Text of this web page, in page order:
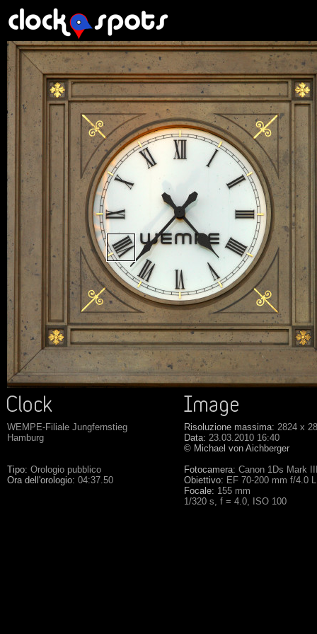
WEMPE-Filiale Jungfernstieg
Hamburg
Tipo: Orologio pubblico
Ora dell'orologio: 04:37.50
Risoluzione massima: 2824 x
Data: 23.03.2010 16:40
© Michael von Aichberger
Fotocamera: Canon 1Ds Mark
Obiettivo: EF 70-200 mm f/4.0
Focale: 155 mm
1/320 s, f = 4.0, ISO 100